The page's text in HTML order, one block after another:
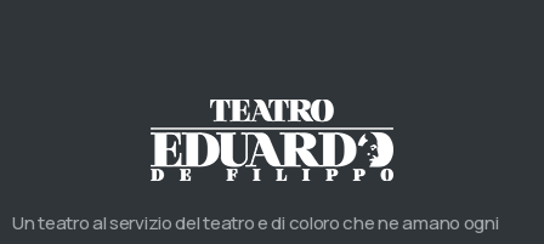
Un teatro al servizio del teatro e di coloro che ne amano ogni